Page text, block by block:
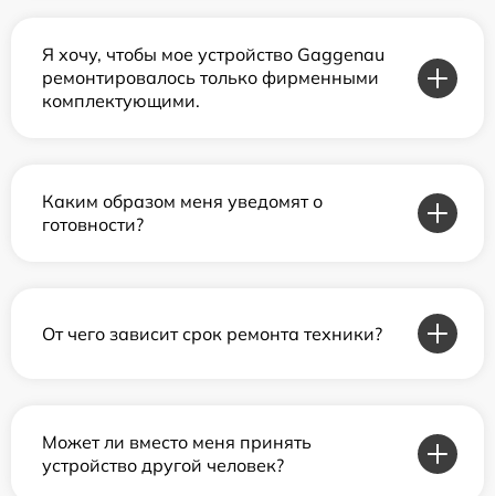
Я хочу, чтобы мое устройство Gaggenau
ремонтировалось только фирменными
комплектующими.
Каким образом меня уведомят о
готовности?
От чего зависит срок ремонта техники?
Может ли вместо меня принять
устройство другой человек?